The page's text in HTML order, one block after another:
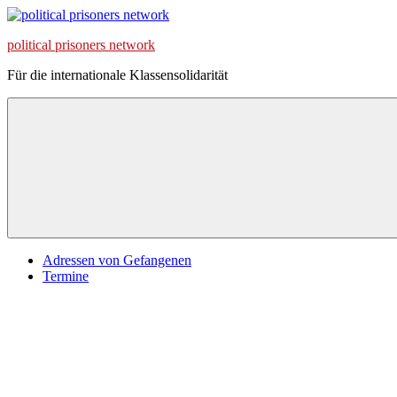
Zum
springen
political prisoners network
Für die internationale Klassensolidarität
Adressen von Gefangenen
Termine